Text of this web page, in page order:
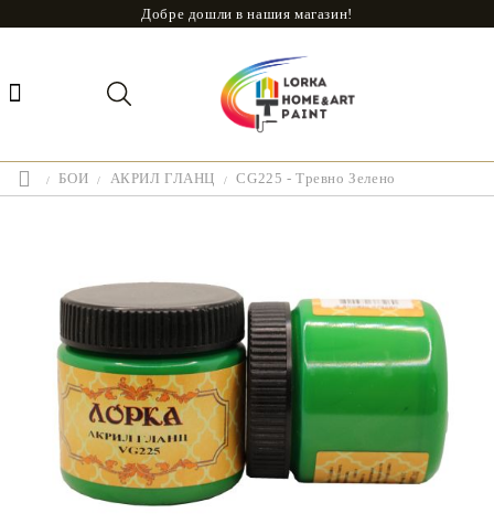
Добре дошли в нашия магазин!
БОИ АКРИЛ ГЛАНЦ CG225 - Тревно Зелено